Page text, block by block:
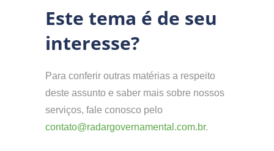
Este tema é de seu
interesse?
Para conferir outras matérias a respeito
deste assunto e saber mais sobre nossos
serviços, fale conosco pelo
contato@radargovernamental.com.br.